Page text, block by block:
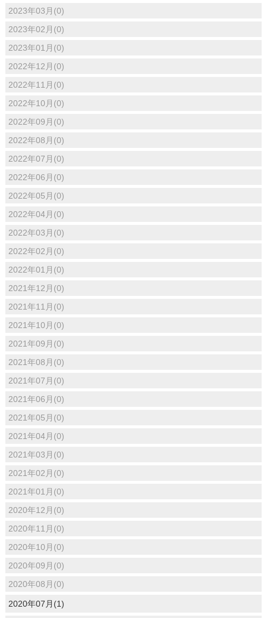
2023年03月(0)
2023年02月(0)
2023年01月(0)
2022年12月(0)
2022年11月(0)
2022年10月(0)
2022年09月(0)
2022年08月(0)
2022年07月(0)
2022年06月(0)
2022年05月(0)
2022年04月(0)
2022年03月(0)
2022年02月(0)
2022年01月(0)
2021年12月(0)
2021年11月(0)
2021年10月(0)
2021年09月(0)
2021年08月(0)
2021年07月(0)
2021年06月(0)
2021年05月(0)
2021年04月(0)
2021年03月(0)
2021年02月(0)
2021年01月(0)
2020年12月(0)
2020年11月(0)
2020年10月(0)
2020年09月(0)
2020年08月(0)
2020年07月(1)